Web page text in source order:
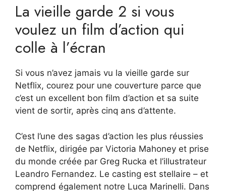
La vieille garde 2 si vous
voulez un film d’action qui
colle à l’écran
Si vous n’avez jamais vu la vieille garde sur
Netflix, courez pour une couverture parce que
c’est un excellent bon film d’action et sa suite
vient de sortir, après cinq ans d’attente.
C’est l’une des sagas d’action les plus réussies
de Netflix, dirigée par Victoria Mahoney et prise
du monde créée par Greg Rucka et l’illustrateur
Leandro Fernandez. Le casting est stellaire – et
comprend également notre Luca Marinelli. Dans